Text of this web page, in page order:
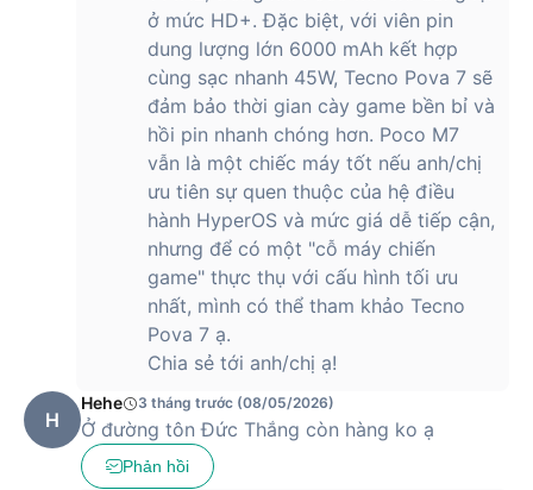
ở mức HD+. Đặc biệt, với viên pin
dung lượng lớn 6000 mAh kết hợp
cùng sạc nhanh 45W, Tecno Pova 7 sẽ
đảm bảo thời gian cày game bền bỉ và
hồi pin nhanh chóng hơn. Poco M7
vẫn là một chiếc máy tốt nếu anh/chị
ưu tiên sự quen thuộc của hệ điều
hành HyperOS và mức giá dễ tiếp cận,
nhưng để có một "cỗ máy chiến
game" thực thụ với cấu hình tối ưu
nhất, mình có thể tham khảo Tecno
Pova 7 ạ.
Chia sẻ tới anh/chị ạ!
H
Hehe 3 tháng trước (08/05/2026)
Ở đường tôn Đức Thắng còn hàng ko ạ
Phản hồi